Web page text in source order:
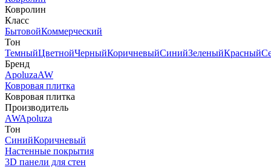
Ковролин
Класс
БытовойКоммерческий
Тон
ТемныйЦветнойЧерныйКоричневыйСинийЗеленыйКрасный
Бренд
ApoluzaAW
Ковровая плитка
Ковровая плитка
Производитель
AWApoluza
Тон
СинийКоричневый
Настенные покрытия
3D панели для стен